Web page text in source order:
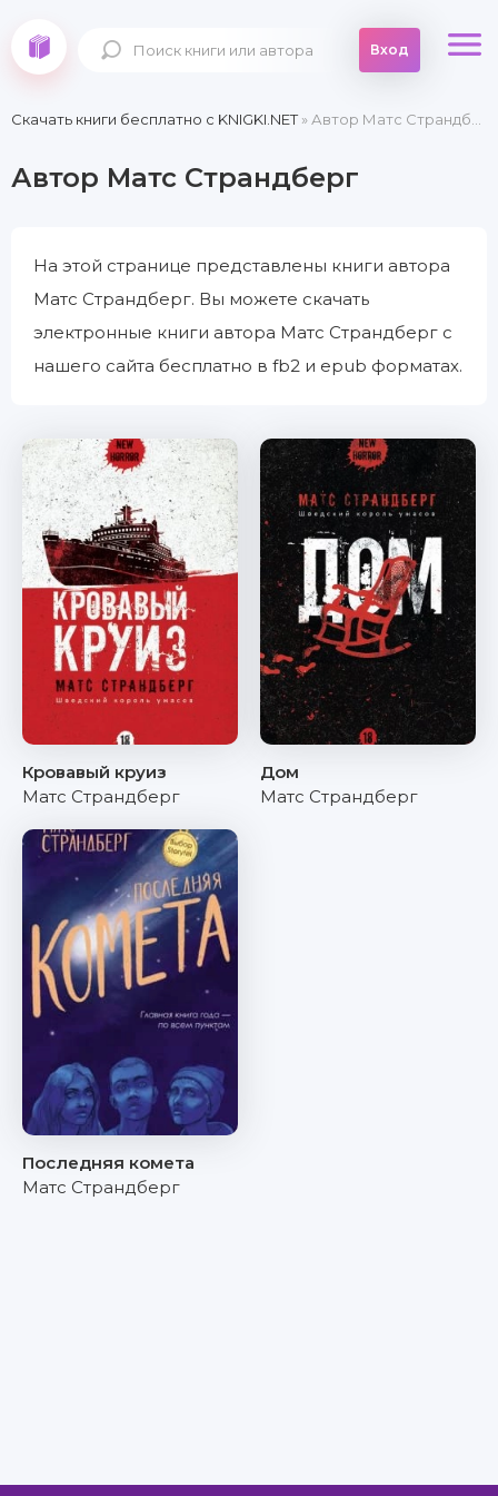
Вход
Скачать книги бесплатно c KNIGKI.NET» Автор Матс Страндберг
Автор Матс Страндберг
На этой странице представлены книги автора
Матс Страндберг. Вы можете скачать
электронные книги автора Матс Страндберг с
нашего сайта бесплатно в fb2 и epub форматах.
Кровавый круиз
Матс Страндберг
Дом
Матс Страндберг
Последняя комета
Матс Страндберг